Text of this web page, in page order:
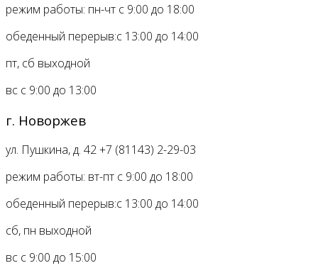
режим работы: пн-чт с 9:00 до 18:00
обеденный перерыв:с 13:00 до 14:00
пт, сб выходной
вс с 9:00 до 13:00
г. Новоржев
ул. Пушкина, д. 42+7 (81143) 2-29-03
режим работы: вт-пт с 9:00 до 18:00
обеденный перерыв:с 13:00 до 14:00
сб, пн выходной
вс с 9:00 до 15:00